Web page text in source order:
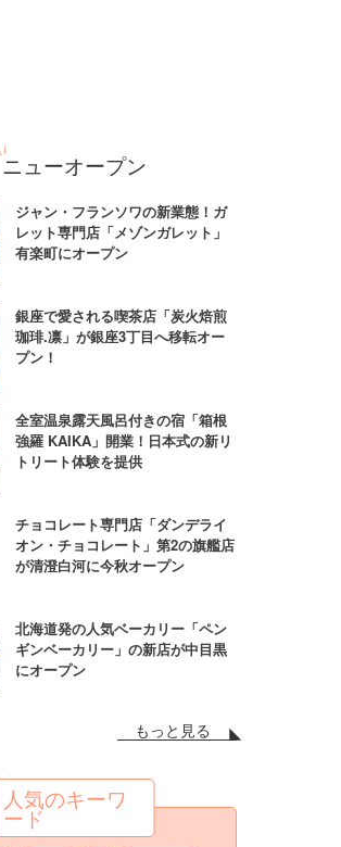
ニューオープン
ジャン・フランソワの新業態！ガ
レット専門店「メゾンガレット」
有楽町にオープン
銀座で愛される喫茶店「炭火焙煎
珈琲.凛」が銀座3丁目へ移転オー
プン！
全室温泉露天風呂付きの宿「箱根
強羅 KAIKA」開業！日本式の新リ
トリート体験を提供
チョコレート専門店「ダンデライ
オン・チョコレート」第2の旗艦店
が清澄白河に今秋オープン
北海道発の人気ベーカリー「ペン
ギンベーカリー」の新店が中目黒
にオープン
もっと見る
人気のキーワ
ード